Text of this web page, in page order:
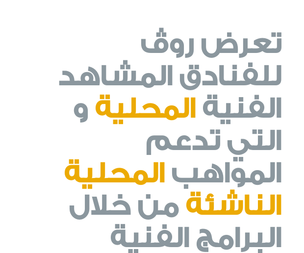
تعرض روڤ
للفنادق المشاهد
الفنيةالمحليةو
التي تدعم
المواهبالمحلية
الناشئةمن خلال
البرامج الفنية